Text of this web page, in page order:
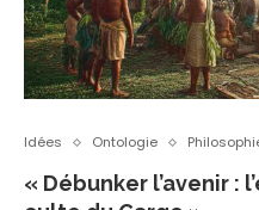
Idées Ontologie
« Débunker l’avenir :